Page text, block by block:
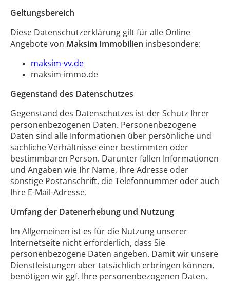
Geltungsbereich
Diese Datenschutzerklärung gilt für alle Online
Angebote von Maksim Immobilien insbesondere:
maksim-vv.de
maksim-immo.de
Gegenstand des Datenschutzes
Gegenstand des Datenschutzes ist der Schutz Ihrer
personenbezogenen Daten. Personenbezogene
Daten sind alle Informationen über persönliche und
sachliche Verhältnisse einer bestimmten oder
bestimmbaren Person. Darunter fallen Informationen
und Angaben wie Ihr Name, Ihre Adresse oder
sonstige Postanschrift, die Telefonnummer oder auch
Ihre E-Mail-Adresse.
Umfang der Datenerhebung und Nutzung
Im Allgemeinen ist es für die Nutzung unserer
Internetseite nicht erforderlich, dass Sie
personenbezogene Daten angeben. Damit wir unsere
Dienstleistungen aber tatsächlich erbringen können,
benötigen wir ggf. Ihre personenbezogenen Daten.